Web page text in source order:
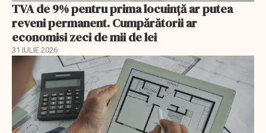
TVA de 9% pentru prima locuință ar putea
reveni permanent. Cumpărătorii ar
economisi zeci de mii de lei
31 IULIE 2026